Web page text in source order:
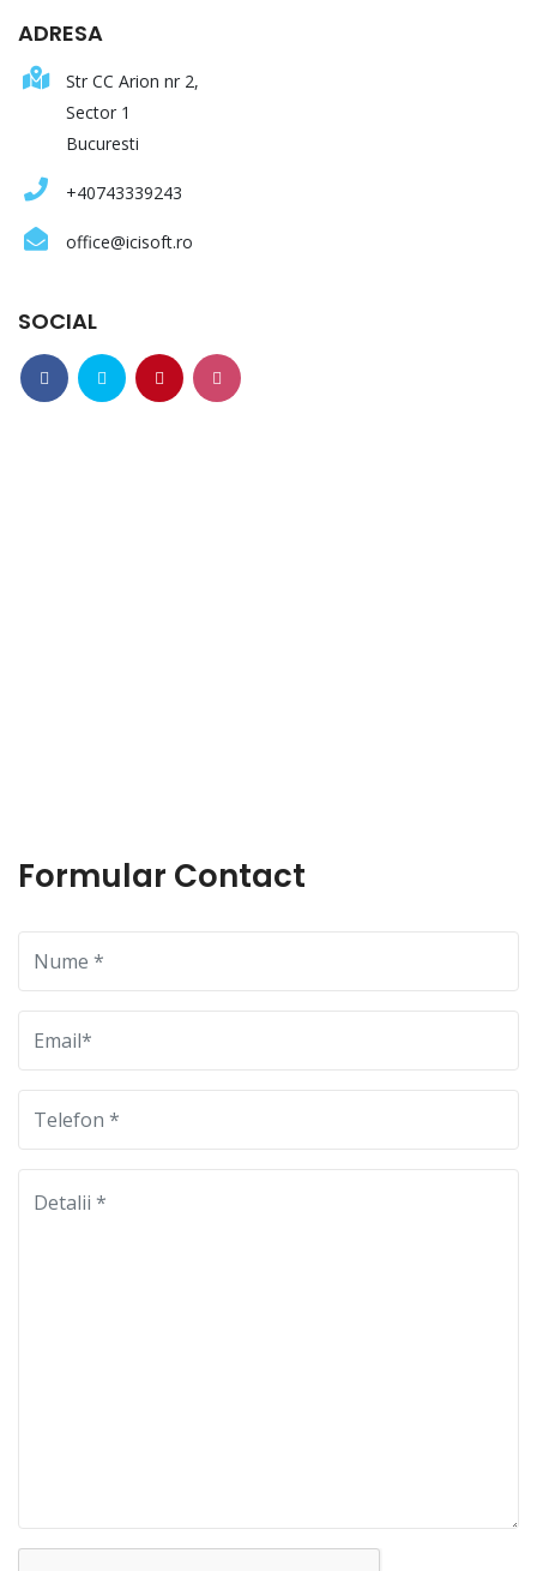
ADRESA
Str CC Arion nr 2,
Sector 1
Bucuresti
+40743339243
office@icisoft.ro
SOCIAL
Formular Contact